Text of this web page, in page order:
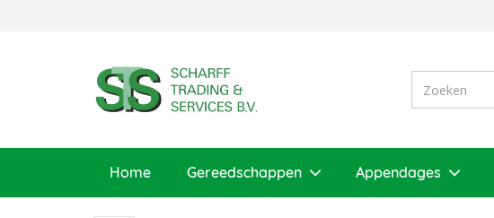
Home Gereedschappen Appendages